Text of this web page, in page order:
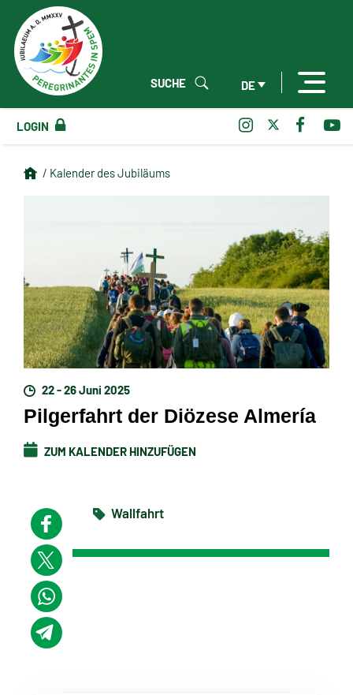
DE
SUCHE
LOGIN
/ Kalender des Jubiläums
22 - 26 Juni 2025
Pilgerfahrt der Diözese Almería
ZUM KALENDER HINZUFÜGEN
Wallfahrt